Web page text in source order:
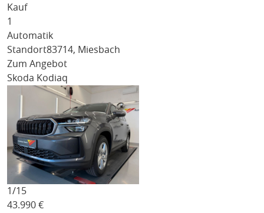
Kauf
1
Automatik
Standort83714, Miesbach
Zum Angebot
Skoda Kodiaq
1/15
43.990 €